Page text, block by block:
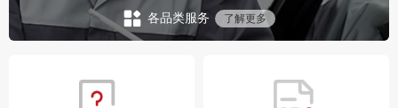
各品类服务 了解更多